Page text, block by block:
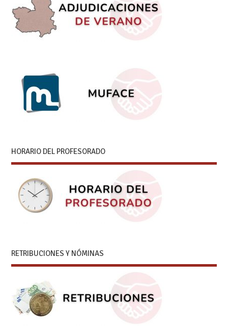
HORARIO DEL PROFESORADO
RETRIBUCIONES Y NÓMINAS